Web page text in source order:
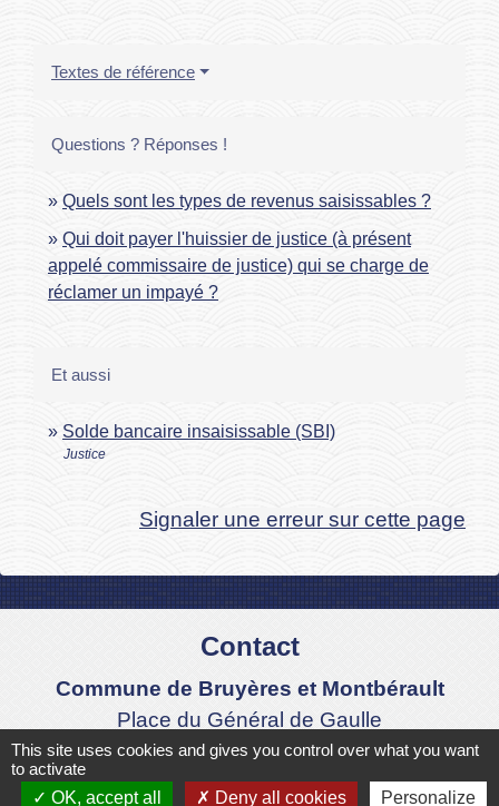
Textes de référence
Questions ? Réponses !
Quels sont les types de revenus saisissables ?
Qui doit payer l'huissier de justice (à présent
appelé commissaire de justice) qui se charge de
réclamer un impayé ?
Et aussi
Solde bancaire insaisissable (SBI)
Justice
Signaler une erreur sur cette page
Contact
Commune de Bruyères et Montbérault
Place du Général de Gaulle
02860 Bruyères-et-Montbérault - FRANCE
+33 3 23 24 74 77
This site uses cookies and gives you control over what you want
to activate
OK, accept all
Deny all cookies Personalize